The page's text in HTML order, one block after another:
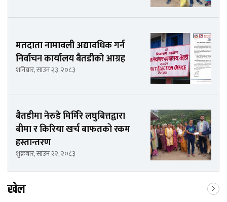
मतदाता नामावली अद्यावधिक गर्न
निर्वाचन कार्यालय बैतडीको आग्रह
शनिबार, साउन २३, २०८३
बैतडीमा नेरुडे मिर्मिरे लघुबित्तद्वारा
बीमा र किरिया खर्च बाफतको रकम
हस्तान्तरण
शुक्रबार, साउन २२, २०८३
खेल